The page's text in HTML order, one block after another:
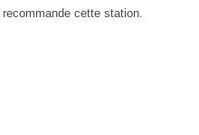
recommande cette station.